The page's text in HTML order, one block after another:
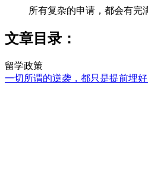
所有复杂的申请，都会有完
文章目录：
留学政策
一切所谓的逆袭，都只是提前埋